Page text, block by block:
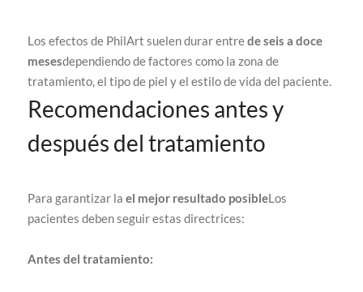
Los efectos de PhilArt suelen durar entrede seis a doce
mesesdependiendo de factores como la zona de
tratamiento, el tipo de piel y el estilo de vida del paciente.
Recomendaciones antes y
después del tratamiento
Para garantizar lael mejor resultado posibleLos
pacientes deben seguir estas directrices:
Antes del tratamiento: